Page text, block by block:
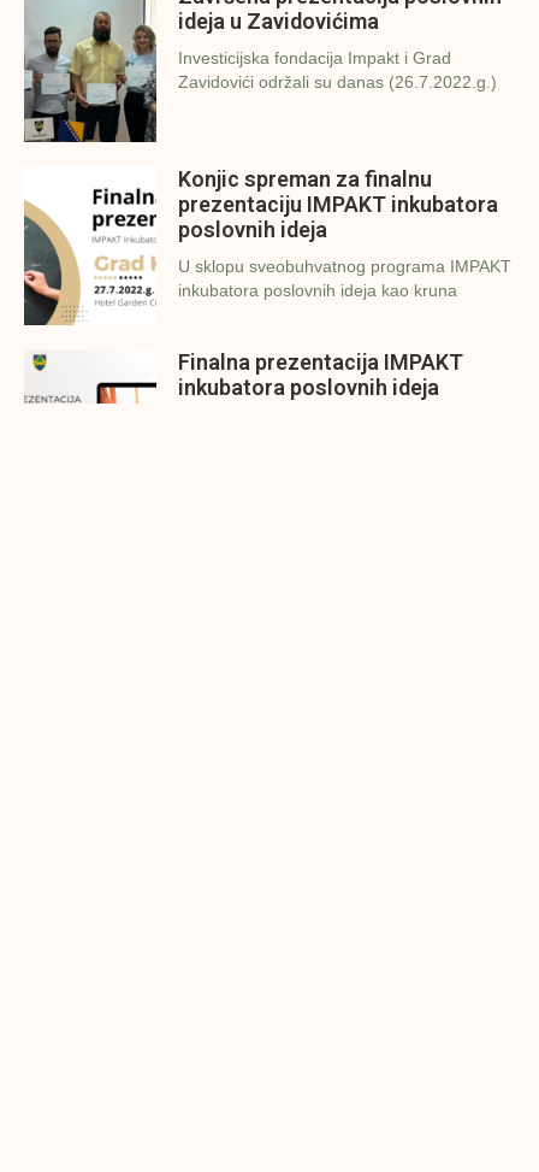
ideja u Zavidovićima
Investicijska fondacija Impakt i Grad
Zavidovići održali su danas (26.7.2022.g.)
Konjic spreman za finalnu
prezentaciju IMPAKT inkubatora
poslovnih ideja
U sklopu sveobuhvatnog programa IMPAKT
inkubatora poslovnih ideja kao kruna
Finalna prezentacija IMPAKT
inkubatora poslovnih ideja